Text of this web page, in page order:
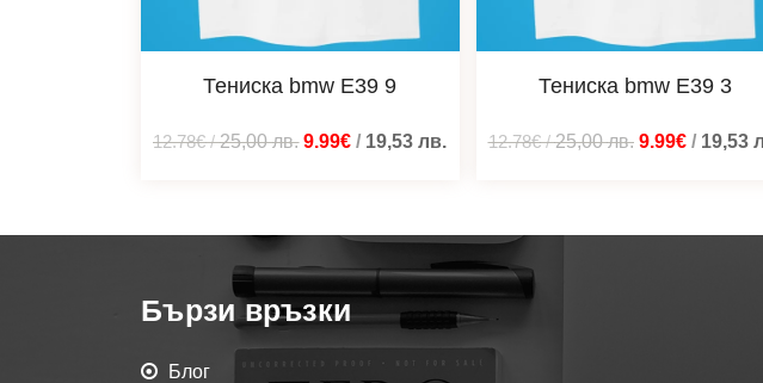
Тениска bmw Е39 9
12.78€/25,00лв. 9.99€ / 19,53лв.
Тениска bmw Е39 3
12.78€/25,00лв. 9.99€/ 19,53
Бързи връзки
Блог